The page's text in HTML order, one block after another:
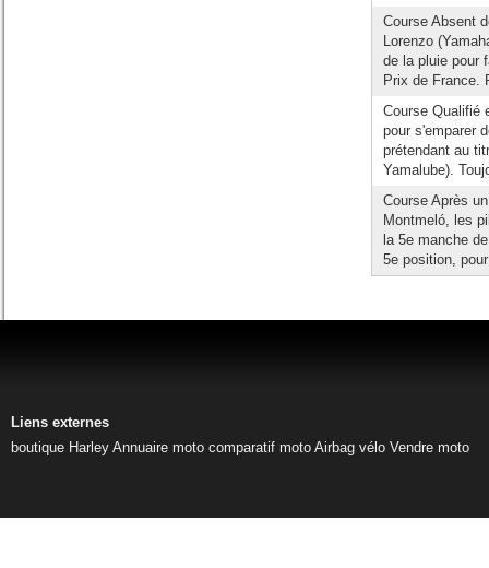
Course Absent
Lorenzo
de la pluie pour
Prix de France.
Course Qualifié
pour s'emparer
prétendant au
Yamalube).
Course Après
Montmeló, les
la 5e manche
5e position,
Liens externes
boutique Harley Annuaire moto comparatif moto Airbag vélo Vendre moto